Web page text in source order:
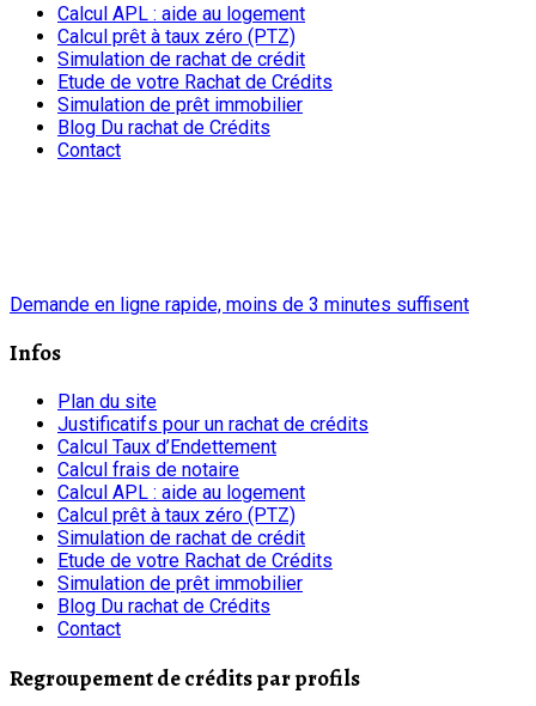
Calcul APL : aide au logement
Calcul prêt à taux zéro (PTZ)
Simulation de rachat de crédit
Etude de votre Rachat de Crédits
Simulation de prêt immobilier
Blog Du rachat de Crédits
Contact
Demande en ligne rapide, moins de 3 minutes suffisent
Infos
Plan du site
Justificatifs pour un rachat de crédits
Calcul Taux d’Endettement
Calcul frais de notaire
Calcul APL : aide au logement
Calcul prêt à taux zéro (PTZ)
Simulation de rachat de crédit
Etude de votre Rachat de Crédits
Simulation de prêt immobilier
Blog Du rachat de Crédits
Contact
Regroupement de crédits par profils